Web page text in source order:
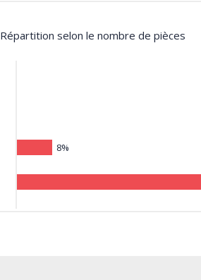
Répartition selon le nombre de pièces
8%